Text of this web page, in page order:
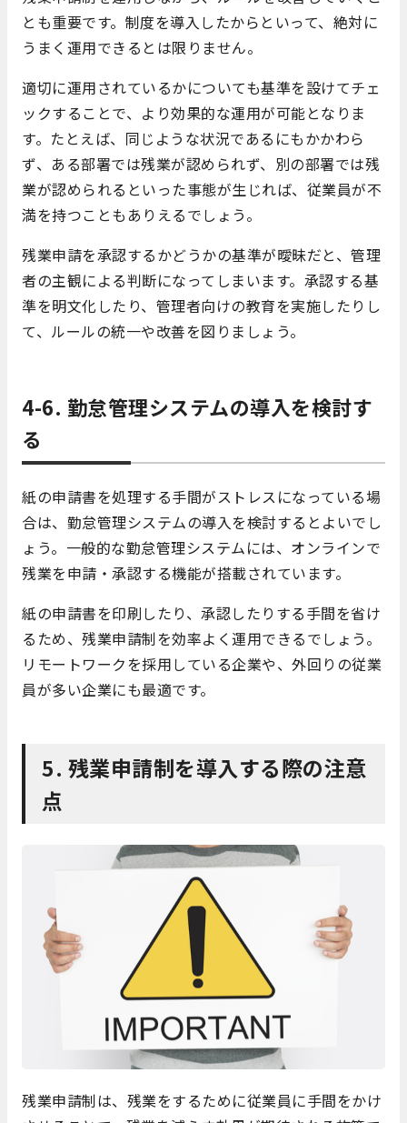
とも重要です。制度を導入したからといって、絶対に
うまく運用できるとは限りません。
適切に運用されているかについても基準を設けてチェ
ックすることで、より効果的な運用が可能となりま
す。たとえば、同じような状況であるにもかかわら
ず、ある部署では残業が認められず、別の部署では残
業が認められるといった事態が生じれば、従業員が不
満を持つこともありえるでしょう。
残業申請を承認するかどうかの基準が曖昧だと、管理
者の主観による判断になってしまいます。承認する基
準を明文化したり、管理者向けの教育を実施したりし
て、ルールの統一や改善を図りましょう。
4-6. 勤怠管理システムの導入を検討す
る
紙の申請書を処理する手間がストレスになっている場
合は、勤怠管理システムの導入を検討するとよいでし
ょう。一般的な勤怠管理システムには、オンラインで
残業を申請・承認する機能が搭載されています。
紙の申請書を印刷したり、承認したりする手間を省け
るため、残業申請制を効率よく運用できるでしょう。
リモートワークを採用している企業や、外回りの従業
員が多い企業にも最適です。
5. 残業申請制を導入する際の注意
点
残業申請制は、残業をするために従業員に手間をかけ